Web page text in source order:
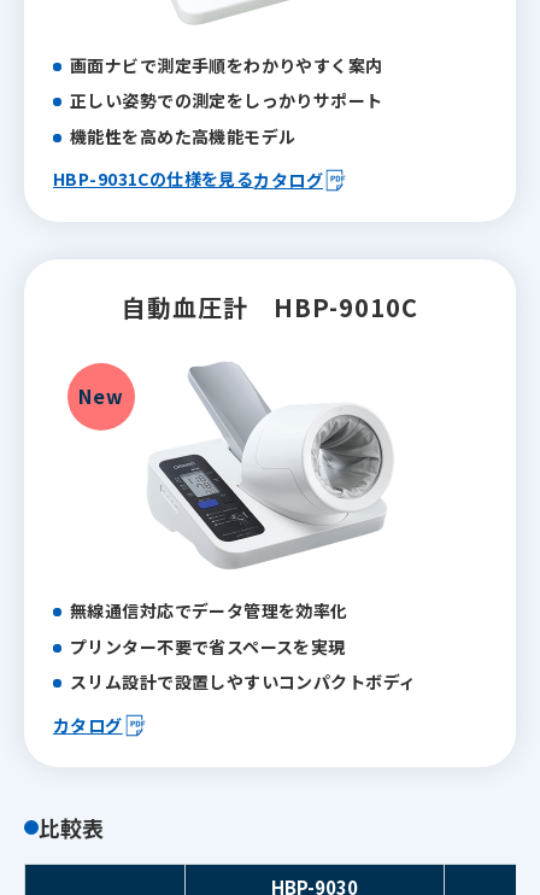
画面ナビで測定手順をわかりやすく案内
正しい姿勢での測定を しっかりサポート
機能性を高めた高機能モデル
HBP-9031Cの仕様を見るカタログ
自動血圧計 HBP-9010C
New
無線通信対応でデータ管理を効率化
プリンター不要で省スペースを実現
スリム設計で設置しやすいコンパクトボディ
カタログ
比較表
HBP-9030